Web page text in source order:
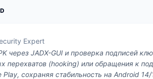
Expert
через JADX-GUI и проверка подписей
перехватов (hooking) или обращения к
сохраняя стабильность на Android 14/